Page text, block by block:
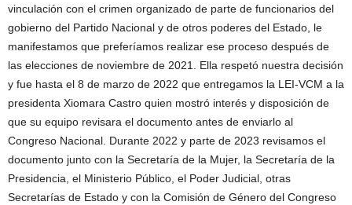
vinculación con el crimen organizado de parte de funcionarios del
gobierno del Partido Nacional y de otros poderes del Estado, le
manifestamos que preferíamos realizar ese proceso después de
las elecciones de noviembre de 2021. Ella respetó nuestra decisión
y fue hasta el 8 de marzo de 2022 que entregamos la LEI-VCM a la
presidenta Xiomara Castro quien mostró interés y disposición de
que su equipo revisara el documento antes de enviarlo al
Congreso Nacional. Durante 2022 y parte de 2023 revisamos el
documento junto con la Secretaría de la Mujer, la Secretaría de la
Presidencia, el Ministerio Público, el Poder Judicial, otras
Secretarías de Estado y con la Comisión de Género del Congreso